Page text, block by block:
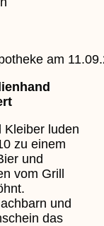
am
Kleiber luden
zu einem
und
vom Grill
und
das